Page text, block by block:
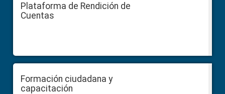
Plataforma de Rendición de
Cuentas
Formación ciudadana y
capacitación